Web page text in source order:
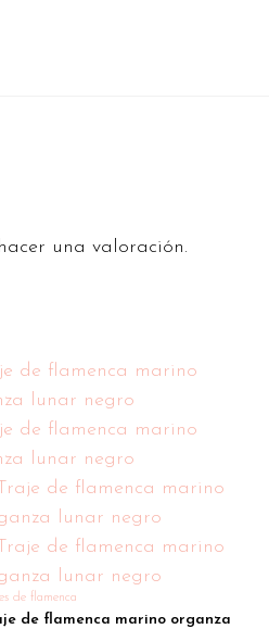
una valoración.
de flamenca
de flamenca marino organza